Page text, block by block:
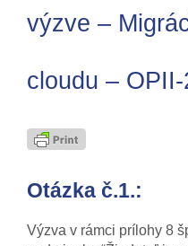
výzve –
cloudu –
Otázka č.1.:
Výzva v rámci prílohy 8